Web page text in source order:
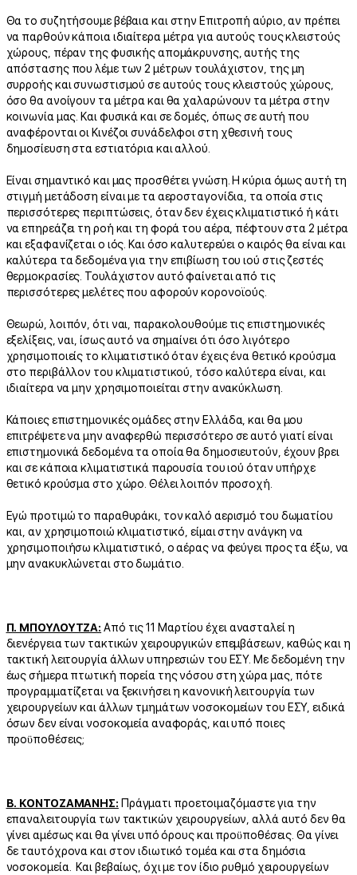
Θα το συζητήσουμε βέβαια και στην Επιτροπή αύριο, αν πρέπει
να παρθούν κάποια ιδιαίτερα μέτρα για αυτούς τους κλειστούς
χώρους, πέραν της φυσικής απομάκρυνσης, αυτής της
απόστασης που λέμε των 2 μέτρων τουλάχιστον, της μη
συρροής και συνωστισμού σε αυτούς τους κλειστούς χώρους,
όσο θα ανοίγουν τα μέτρα και θα χαλαρώνουν τα μέτρα στην
κοινωνία μας. Και φυσικά και σε δομές, όπως σε αυτή που
αναφέρονται οι Κινέζοι συνάδελφοι στη χθεσινή τους
δημοσίευση στα εστιατόρια και αλλού.
Είναι σημαντικό και μας προσθέτει γνώση. Η κύρια όμως αυτή τη
στιγμή μετάδοση είναι με τα αεροσταγονίδια, τα οποία στις
περισσότερες περιπτώσεις, όταν δεν έχεις κλιματιστικό ή κάτι
να επηρεάζει τη ροή και τη φορά του αέρα, πέφτουν στα 2 μέτρα
και εξαφανίζεται ο ιός. Και όσο καλυτερεύει ο καιρός θα είναι και
καλύτερα τα δεδομένα για την επιβίωση του ιού στις ζεστές
θερμοκρασίες. Τουλάχιστον αυτό φαίνεται από τις
περισσότερες μελέτες που αφορούν κορονοϊούς.
Θεωρώ, λοιπόν, ότι ναι, παρακολουθούμε τις επιστημονικές
εξελίξεις, ναι, ίσως αυτό να σημαίνει ότι όσο λιγότερο
χρησιμοποιείς το κλιματιστικό όταν έχεις ένα θετικό κρούσμα
στο περιβάλλον του κλιματιστικού, τόσο καλύτερα είναι, και
ιδιαίτερα να μην χρησιμοποιείται στην ανακύκλωση.
Κάποιες επιστημονικές ομάδες στην Ελλάδα, και θα μου
επιτρέψετε να μην αναφερθώ περισσότερο σε αυτό γιατί είναι
επιστημονικά δεδομένα τα οποία θα δημοσιευτούν, έχουν βρει
και σε κάποια κλιματιστικά παρουσία του ιού όταν υπήρχε
θετικό κρούσμα στο χώρο. Θέλει λοιπόν προσοχή.
Εγώ προτιμώ το παραθυράκι, τον καλό αερισμό του δωματίου
και, αν χρησιμοποιώ κλιματιστικό, είμαι στην ανάγκη να
χρησιμοποιήσω κλιματιστικό, ο αέρας να φεύγει προς τα έξω, να
μην ανακυκλώνεται στο δωμάτιο.
Π. ΜΠΟΥΛΟΥΤΖΑ: Από τις 11 Μαρτίου έχει ανασταλεί η
διενέργεια των τακτικών χειρουργικών επεμβάσεων, καθώς και η
τακτική λειτουργία άλλων υπηρεσιών του ΕΣΥ. Με δεδομένη την
έως σήμερα πτωτική πορεία της νόσου στη χώρα μας, πότε
προγραμματίζεται να ξεκινήσει η κανονική λειτουργία των
χειρουργείων και άλλων τμημάτων νοσοκομείων του ΕΣΥ, ειδικά
όσων δεν είναι νοσοκομεία αναφοράς, και υπό ποιες
προϋποθέσεις;
Β. ΚΟΝΤΟΖΑΜΑΝΗΣ: Πράγματι προετοιμαζόμαστε για την
επαναλειτουργία των τακτικών χειρουργείων, αλλά αυτό δεν θα
γίνει αμέσως και θα γίνει υπό όρους και προϋποθέσεις. Θα γίνει
δε ταυτόχρονα και στον ιδιωτικό τομέα και στα δημόσια
νοσοκομεία. Και βεβαίως, όχι με τον ίδιο ρυθμό χειρουργείων